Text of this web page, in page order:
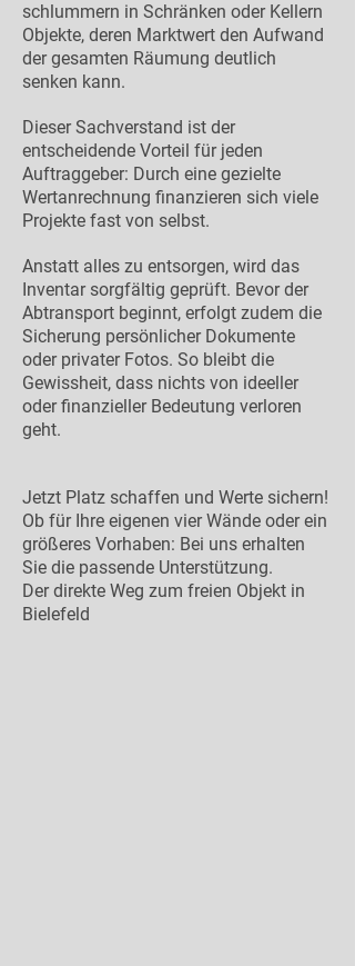
schlummern in Schränken oder Kellern
Objekte, deren Marktwert den Aufwand
der gesamten Räumung deutlich
senken kann.
Dieser Sachverstand ist der
entscheidende Vorteil für jeden
Auftraggeber: Durch eine gezielte
Wertanrechnung finanzieren sich viele
Projekte fast von selbst.
Anstatt alles zu entsorgen, wird das
Inventar sorgfältig geprüft. Bevor der
Abtransport beginnt, erfolgt zudem die
Sicherung persönlicher Dokumente
oder privater Fotos. So bleibt die
Gewissheit, dass nichts von ideeller
oder finanzieller Bedeutung verloren
geht.
Jetzt Platz schaffen und Werte sichern!
Ob für Ihre eigenen vier Wände oder ein
größeres Vorhaben: Bei uns erhalten
Sie die passende Unterstützung.
Der direkte Weg zum freien Objekt in
Bielefeld